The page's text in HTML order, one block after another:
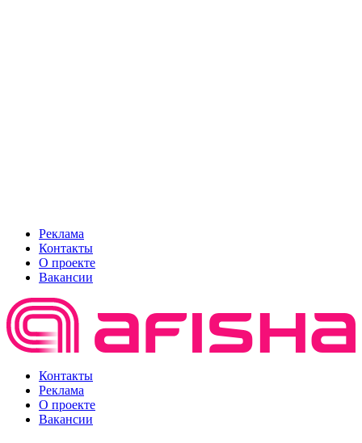
Реклама
Контакты
О проекте
Вакансии
Контакты
Реклама
О проекте
Вакансии